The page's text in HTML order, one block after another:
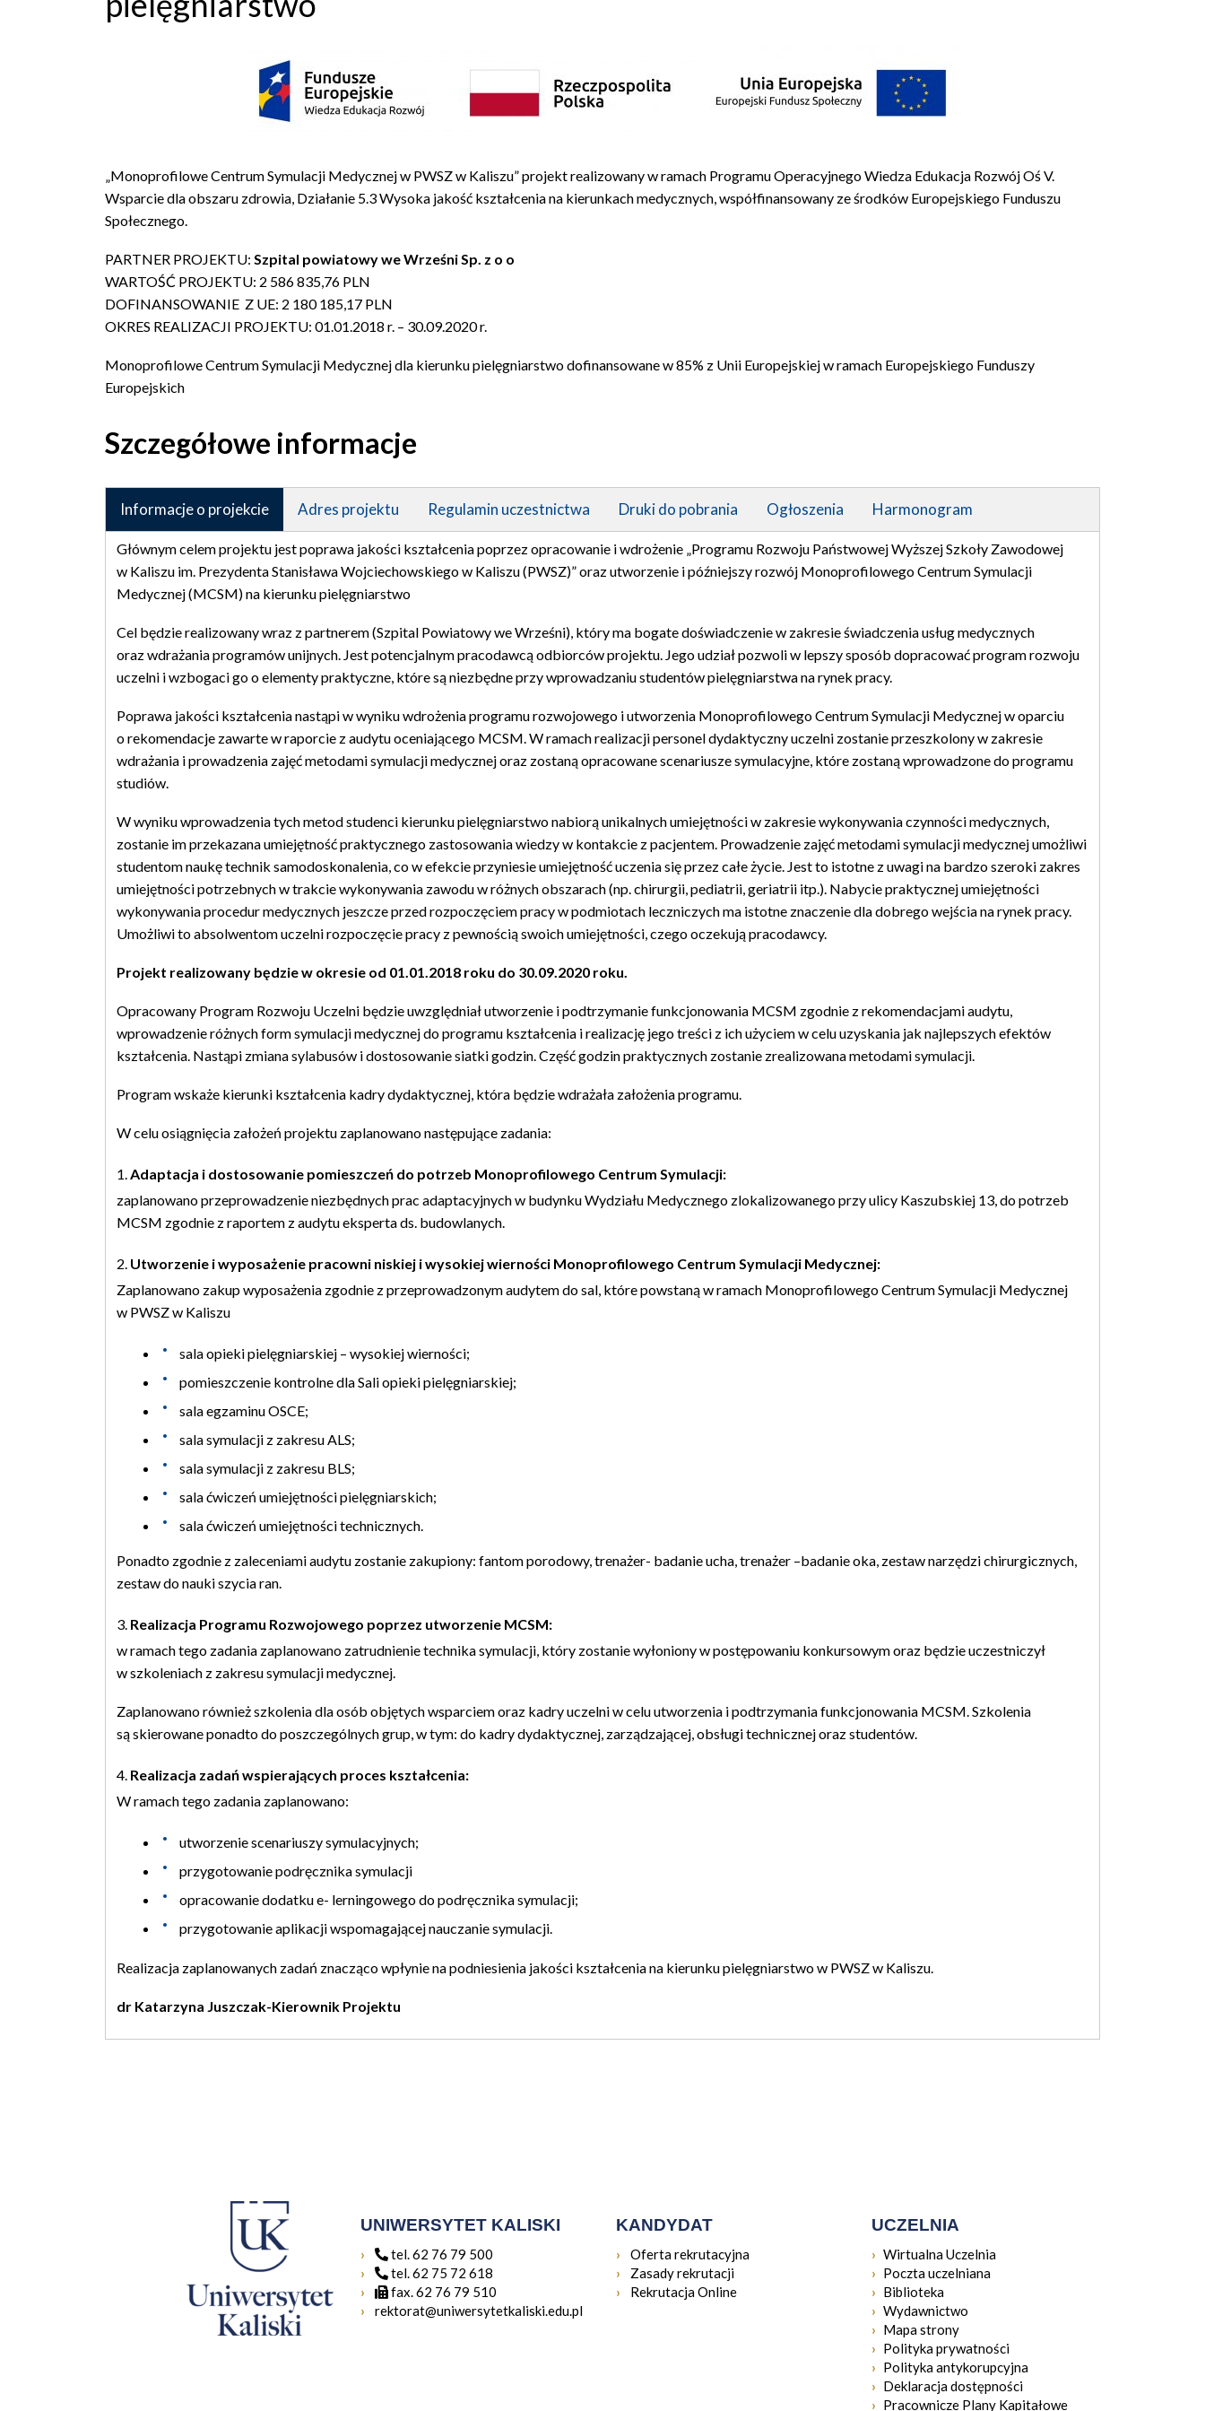
„Monoprofilowe Centrum Symulacji Medycznej w PWSZ w Kaliszu” projekt realizowany w ramach Programu Operacyjnego Wiedza Edukacja Rozwój Oś V.
Wsparcie dla obszaru zdrowia, Działanie 5.3 Wysoka jakość kształcenia na kierunkach medycznych, współfinansowany ze środków Europejskiego Funduszu
Społecznego.
PARTNER PROJEKTU: Szpital powiatowy we Wrześni Sp. z o o
WARTOŚĆ PROJEKTU: 2 586 835,76 PLN
DOFINANSOWANIE Z UE: 2 180 185,17 PLN
OKRES REALIZACJI PROJEKTU: 01.01.2018 r. – 30.09.2020 r.
Monoprofilowe Centrum Symulacji Medycznej dla kierunku pielęgniarstwo dofinansowane w 85% z Unii Europejskiej w ramach Europejskiego Funduszy
Europejskich
Szczegółowe informacje
Informacje o projekcie Adres projektu Regulamin uczestnictwa Druki do pobrania Ogłoszenia Harmonogram
Głównym celem projektu jest poprawa jakości kształcenia poprzez opracowanie i wdrożenie „Programu Rozwoju Państwowej Wyższej Szkoły Zawodowej
w Kaliszu im. Prezydenta Stanisława Wojciechowskiego w Kaliszu (PWSZ)” oraz utworzenie i późniejszy rozwój Monoprofilowego Centrum Symulacji
Medycznej (MCSM) na kierunku pielęgniarstwo
Cel będzie realizowany wraz z partnerem (Szpital Powiatowy we Wrześni), który ma bogate doświadczenie w zakresie świadczenia usług medycznych
oraz wdrażania programów unijnych. Jest potencjalnym pracodawcą odbiorców projektu. Jego udział pozwoli w lepszy sposób dopracować program rozwoju
uczelni i wzbogaci go o elementy praktyczne, które są niezbędne przy wprowadzaniu studentów pielęgniarstwa na rynek pracy.
Poprawa jakości kształcenia nastąpi w wyniku wdrożenia programu rozwojowego i utworzenia Monoprofilowego Centrum Symulacji Medycznej w oparciu
o rekomendacje zawarte w raporcie z audytu oceniającego MCSM. W ramach realizacji personel dydaktyczny uczelni zostanie przeszkolony w zakresie
wdrażania i prowadzenia zajęć metodami symulacji medycznej oraz zostaną opracowane scenariusze symulacyjne, które zostaną wprowadzone do programu
studiów.
W wyniku wprowadzenia tych metod studenci kierunku pielęgniarstwo nabiorą unikalnych umiejętności w zakresie wykonywania czynności medycznych,
zostanie im przekazana umiejętność praktycznego zastosowania wiedzy w kontakcie z pacjentem. Prowadzenie zajęć metodami symulacji medycznej umożliwi
studentom naukę technik samodoskonalenia, co w efekcie przyniesie umiejętność uczenia się przez całe życie. Jest to istotne z uwagi na bardzo szeroki zakres
umiejętności potrzebnych w trakcie wykonywania zawodu w różnych obszarach (np. chirurgii, pediatrii, geriatrii itp.). Nabycie praktycznej umiejętności
wykonywania procedur medycznych jeszcze przed rozpoczęciem pracy w podmiotach leczniczych ma istotne znaczenie dla dobrego wejścia na rynek pracy.
Umożliwi to absolwentom uczelni rozpoczęcie pracy z pewnością swoich umiejętności, czego oczekują pracodawcy.
Projekt realizowany będzie w okresie od 01.01.2018 roku do 30.09.2020 roku.
Opracowany Program Rozwoju Uczelni będzie uwzględniał utworzenie i podtrzymanie funkcjonowania MCSM zgodnie z rekomendacjami audytu,
wprowadzenie różnych form symulacji medycznej do programu kształcenia i realizację jego treści z ich użyciem w celu uzyskania jak najlepszych efektów
kształcenia. Nastąpi zmiana sylabusów i dostosowanie siatki godzin. Część godzin praktycznych zostanie zrealizowana metodami symulacji.
Program wskaże kierunki kształcenia kadry dydaktycznej, która będzie wdrażała założenia programu.
W celu osiągnięcia założeń projektu zaplanowano następujące zadania:
Adaptacja i dostosowanie pomieszczeń do potrzeb Monoprofilowego Centrum Symulacji:
zaplanowano przeprowadzenie niezbędnych prac adaptacyjnych w budynku Wydziału Medycznego zlokalizowanego przy ulicy Kaszubskiej 13, do potrzeb
MCSM zgodnie z raportem z audytu eksperta ds. budowlanych.
Utworzenie i wyposażenie pracowni niskiej i wysokiej wierności Monoprofilowego Centrum Symulacji Medycznej:
Zaplanowano zakup wyposażenia zgodnie z przeprowadzonym audytem do sal, które powstaną w ramach Monoprofilowego Centrum Symulacji Medycznej
w PWSZ w Kaliszu
sala opieki pielęgniarskiej – wysokiej wierności;
pomieszczenie kontrolne dla Sali opieki pielęgniarskiej;
sala egzaminu OSCE;
sala symulacji z zakresu ALS;
sala symulacji z zakresu BLS;
sala ćwiczeń umiejętności pielęgniarskich;
sala ćwiczeń umiejętności technicznych.
Ponadto zgodnie z zaleceniami audytu zostanie zakupiony: fantom porodowy, trenażer- badanie ucha, trenażer –badanie oka, zestaw narzędzi chirurgicznych,
zestaw do nauki szycia ran.
Realizacja Programu Rozwojowego poprzez utworzenie MCSM:
w ramach tego zadania zaplanowano zatrudnienie technika symulacji, który zostanie wyłoniony w postępowaniu konkursowym oraz będzie uczestniczył
w szkoleniach z zakresu symulacji medycznej.
Zaplanowano również szkolenia dla osób objętych wsparciem oraz kadry uczelni w celu utworzenia i podtrzymania funkcjonowania MCSM. Szkolenia
są skierowane ponadto do poszczególnych grup, w tym: do kadry dydaktycznej, zarządzającej, obsługi technicznej oraz studentów.
Realizacja zadań wspierających proces kształcenia:
W ramach tego zadania zaplanowano:
utworzenie scenariuszy symulacyjnych;
przygotowanie podręcznika symulacji
opracowanie dodatku e- lerningowego do podręcznika symulacji;
przygotowanie aplikacji wspomagającej nauczanie symulacji.
Realizacja zaplanowanych zadań znacząco wpłynie na podniesienia jakości kształcenia na kierunku pielęgniarstwo w PWSZ w Kaliszu.
dr Katarzyna Juszczak-Kierownik Projektu
UNIWERSYTET KALISKI
tel. 62 76 79 500
tel. 62 75 72 618
fax. 62 76 79 510
rektorat@uniwersytetkaliski.edu.pl
KANDYDAT
Oferta rekrutacyjnaOtwiera się w nowym oknie
Zasady rekrutacjiOtwiera się w nowym oknie
Rekrutacja OnlineOtwiera się w nowym oknie
UCZELNIA
Wirtualna UczelniaOtwiera się w nowym oknie
Poczta uczelnianaOtwiera się w nowym oknie
BibliotekaOtwiera się w nowym oknie
Wydawnictwo
Mapa strony
Polityka prywatności
Polityka antykorupcyjna
Deklaracja dostępności
Pracownicze Plany Kapitałowe